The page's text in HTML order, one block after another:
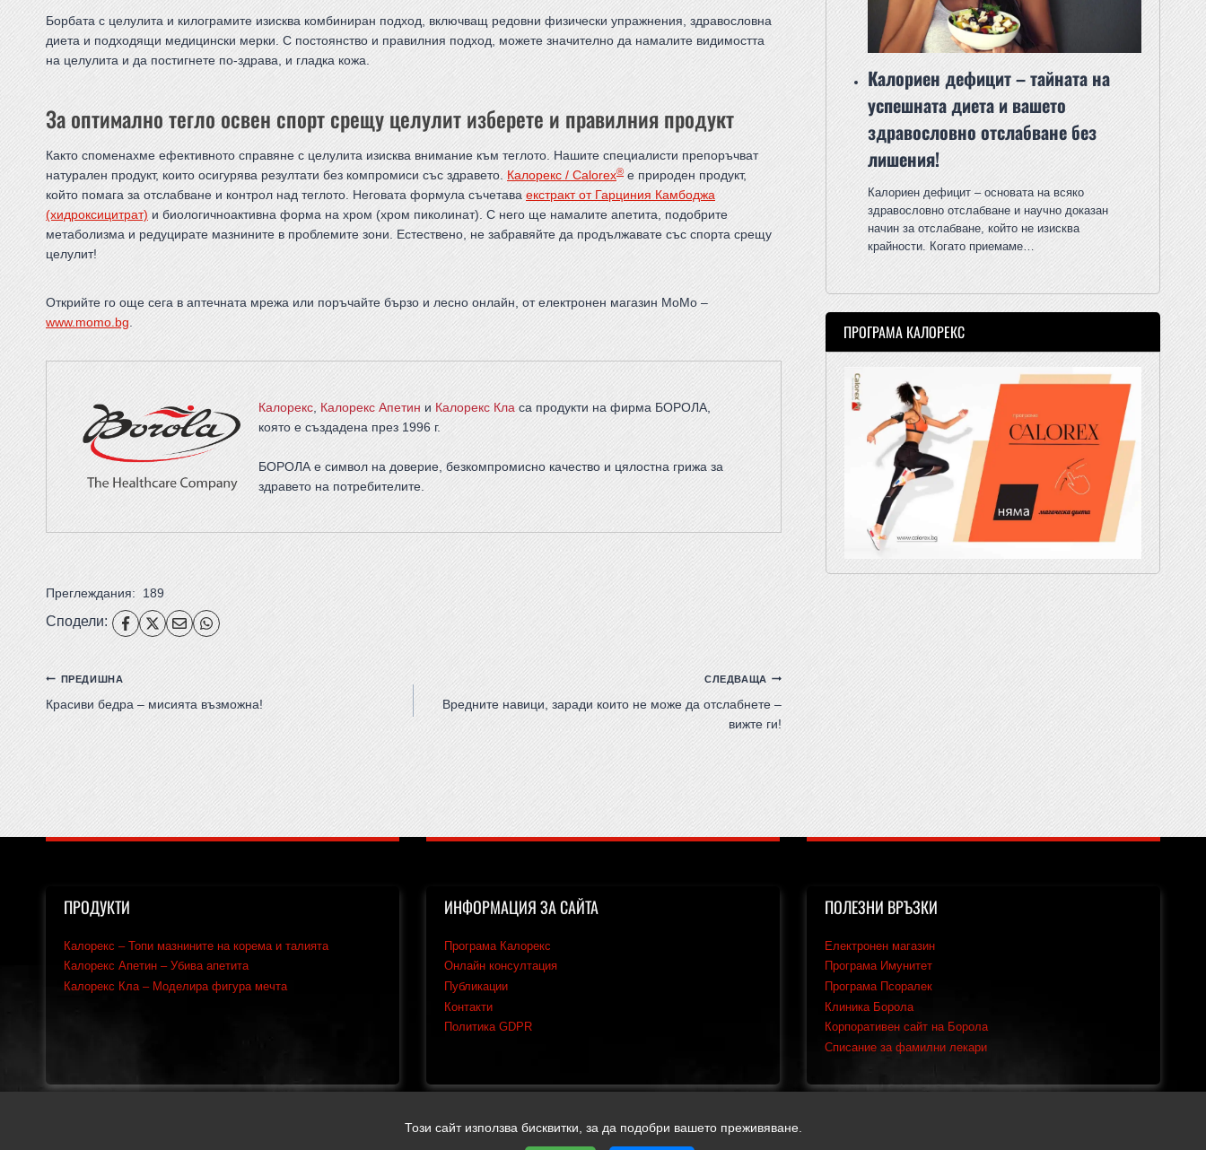
Борбата с целулита и килограмите изисква комбиниран подход, включващ редовни физически упражнения, здравословна
диета и подходящи медицински мерки. С постоянство и правилния подход, можете значително да намалите видимостта
на целулита и да постигнете по-здрава, и гладка кожа.
За оптимално тегло освен спорт срещу целулит изберете и правилния продукт
Както споменахме ефективното справяне с целулита изисква внимание към теглото. Нашите специалисти препоръчват
натурален продукт, които осигурява резултати без компромиси със здравето. Калорекс / Calorex® е природен продукт,
който помага за отслабване и контрол над теглото. Неговата формула съчетава екстракт от Гарциния Камбоджа
(хидроксицитрат) и биологичноактивна форма на хром (хром пиколинат). С него ще намалите апетита, подобрите
метаболизма и редуцирате мазнините в проблемите зони. Естествено, не забравяйте да продължавате със спорта срещу
целулит!
Открийте го още сега в аптечната мрежа или поръчайте бързо и лесно онлайн, от електронен магазин MoMo –
www.momo.bg.
Калорекс, Калорекс Апетин иКалорекс Класа продукти на фирма БОРОЛА,
която е създадена през 1996 г.
БОРОЛА е символ на доверие, безкомпромисно качество и цялостна грижа за
здравето на потребителите.
Преглеждания: 189
Сподели:
ПРЕДИШНА
Красиви бедра – мисията възможна!
СЛЕДВАЩА
Вредните навици, заради които не може да отслабнете –
вижте ги!
Калориен дефицит – тайната на
успешната диета и вашето
здравословно отслабване без
лишения!
Калориен дефицит – основата на всяко
здравословно отслабване и научно доказан
начин за отслабване, който не изисква
крайности. Когато приемаме…
ПРОГРАМА КАЛОРЕКС
ПРОДУКТИ
Калорекс – Топи мазнините на корема и талията
Калорекс Апетин – Убива апетита
Калорекс Кла – Моделира фигура мечта
ИНФОРМАЦИЯ ЗА САЙТА
Програма Калорекс
Онлайн консултация
Публикации
Контакти
Политика GDPR
ПОЛЕЗНИ ВРЪЗКИ
Електронен магазин
Програма Имунитет
Програма Псоралек
Клиника Борола
Корпоративен сайт на Борола
Списание за фамилни лекари
Този сайт използва бисквитки, за да подобри вашето преживяване.